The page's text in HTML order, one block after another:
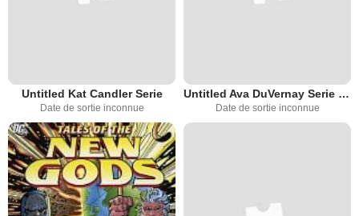
Untitled Kat Candler Serie
Date de sortie inconnue
Untitled Ava DuVernay Serie for Starz
Date de sortie inconnue